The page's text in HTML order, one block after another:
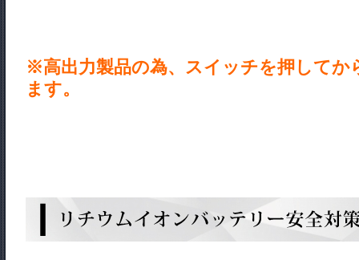
※高出力製品の為、スイッチを押してか
ます。